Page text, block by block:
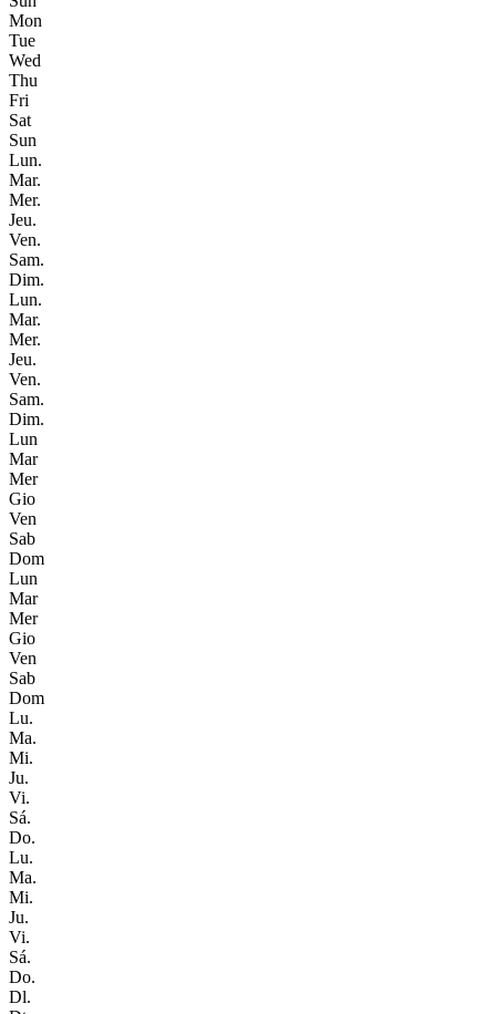
Mon
Tue
Wed
Thu
Fri
Sat
Sun
Lun.
Mar.
Mer.
Jeu.
Ven.
Sam.
Dim.
Lun.
Mar.
Mer.
Jeu.
Ven.
Sam.
Dim.
Lun
Mar
Mer
Gio
Ven
Sab
Dom
Lun
Mar
Mer
Gio
Ven
Sab
Dom
Lu.
Ma.
Mi.
Ju.
Vi.
Sá.
Do.
Lu.
Ma.
Mi.
Ju.
Vi.
Sá.
Do.
Dl.